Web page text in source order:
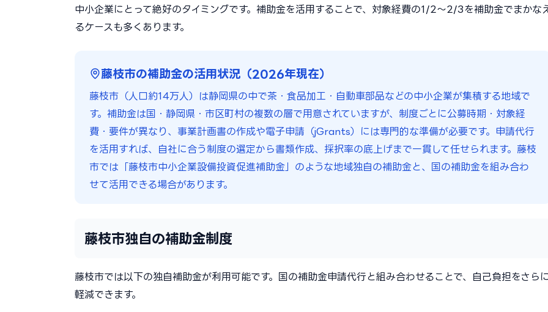
中小企業にとって絶好のタイミングです。補助金を活用することで、対象経費の1/2〜2/3を補助金でまかな
るケースも多くあります。
藤枝市の補助金の活用状況（2026年現在）
藤枝市（人口約14万人）は静岡県の中で茶・食品加工・自動車部品などの中小企業が集積する地域で
す。補助金は国・静岡県・市区町村の複数の層で用意されていますが、制度ごとに公募時期・対象経
費・要件が異なり、事業計画書の作成や電子申請（jGrants）には専門的な準備が必要です。申請代行
を活用すれば、自社に合う制度の選定から書類作成、採択率の底上げまで一貫して任せられます。藤枝
市では「藤枝市中小企業設備投資促進補助金」のような地域独自の補助金と、国の補助金を組み合わ
せて活用できる場合があります。
藤枝市独自の補助金制度
藤枝市では以下の独自補助金が利用可能です。国の補助金申請代行と組み合わせることで、自己負担をさらに
軽減できます。